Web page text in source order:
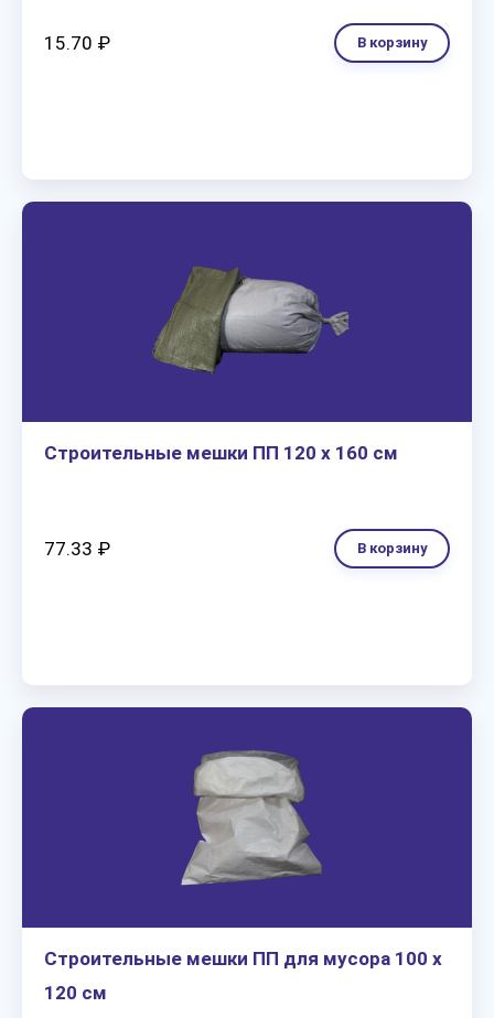
15.70 ₽ В корзину
Строительные мешки ПП 120 х 160 см
77.33 ₽ В корзину
Строительные мешки ПП для мусора 100 х
120 см